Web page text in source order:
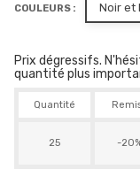
COULEURS : Noir et
Prix dégressifs.
quantité plus
Quantité
25 -